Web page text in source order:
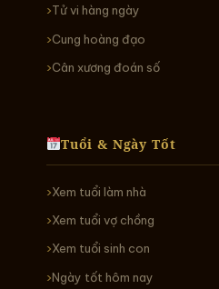
Tử vi hàng ngày
Cung hoàng đạo
Cân xương đoán số
Tuổi & Ngày Tốt
Xem tuổi làm nhà
Xem tuổi vợ chồng
Xem tuổi sinh con
Ngày tốt hôm nay